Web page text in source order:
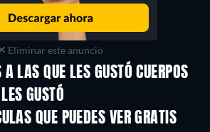
Eliminar este anuncio
LAS QUE LES GUSTÓ CUERPOS
GUSTÓ
QUE PUEDES VER GRATIS